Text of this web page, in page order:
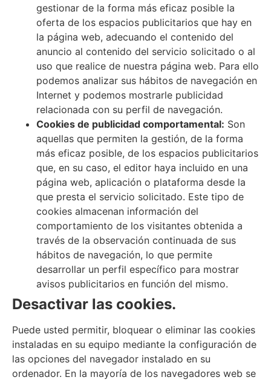
gestionar de la forma más eficaz posible la
oferta de los espacios publicitarios que hay en
la página web, adecuando el contenido del
anuncio al contenido del servicio solicitado o al
uso que realice de nuestra página web. Para ello
podemos analizar sus hábitos de navegación en
Internet y podemos mostrarle publicidad
relacionada con su perfil de navegación.
Cookies de publicidad comportamental: Son
aquellas que permiten la gestión, de la forma
más eficaz posible, de los espacios publicitarios
que, en su caso, el editor haya incluido en una
página web, aplicación o plataforma desde la
que presta el servicio solicitado. Este tipo de
cookies almacenan información del
comportamiento de los visitantes obtenida a
través de la observación continuada de sus
hábitos de navegación, lo que permite
desarrollar un perfil específico para mostrar
avisos publicitarios en función del mismo.
Desactivar las cookies.
Puede usted permitir, bloquear o eliminar las cookies
instaladas en su equipo mediante la configuración de
las opciones del navegador instalado en su
ordenador. En la mayoría de los navegadores web se